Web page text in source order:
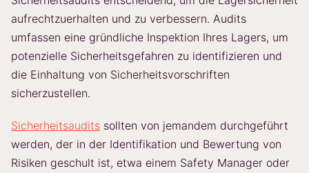
aufrechtzuerhalten und zu verbessern. Audits
umfassen eine gründliche Inspektion Ihres Lagers, um
potenzielle Sicherheitsgefahren zu identifizieren und
die Einhaltung von Sicherheitsvorschriften
sicherzustellen.
Sicherheitsaudits sollten von jemandem durchgeführt
werden, der in der Identifikation und Bewertung von
Risiken geschult ist, etwa einem Safety Manager oder